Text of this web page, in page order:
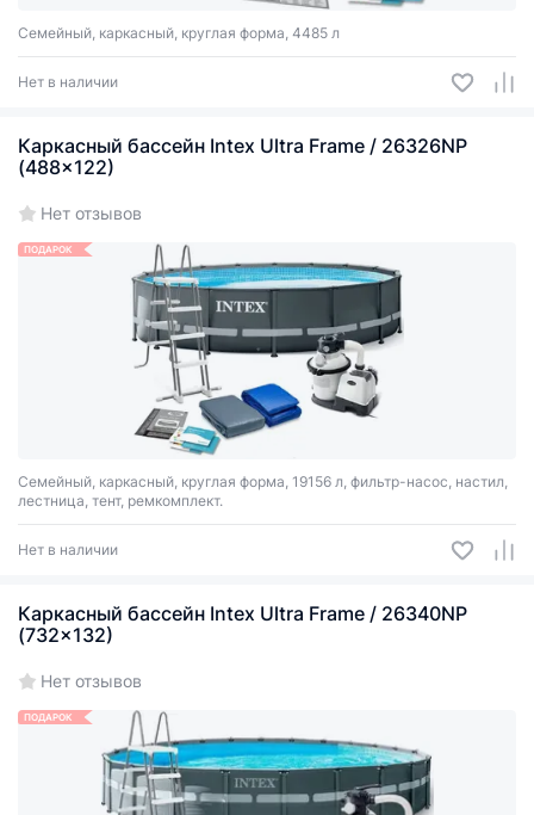
Семейный, каркасный, круглая форма, 4485 л
Нет в наличии
Каркасный бассейн Intex Ultra Frame / 26326NP
(488x122)
Нет отзывов
ПОДАРОК
Семейный, каркасный, круглая форма, 19156 л, фильтр-насос, настил,
лестница, тент, ремкомплект.
Нет в наличии
Каркасный бассейн Intex Ultra Frame / 26340NP
(732x132)
Нет отзывов
ПОДАРОК